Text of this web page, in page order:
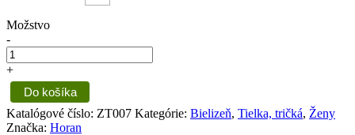
Možstvo
-
+
Do košíka
Katalógové číslo: ZT007 Kategórie: Bielizeň, Tielka, tričká, Ženy
Značka: Horan